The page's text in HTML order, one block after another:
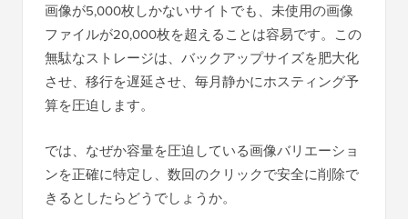
画像が5,000枚しかないサイトでも、未使用の画像
ファイルが20,000枚を超えることは容易です。この
無駄なストレージは、バックアップサイズを肥大化
させ、移行を遅延させ、毎月静かにホスティング予
算を圧迫します。
では、なぜか容量を圧迫している画像バリエーショ
ンを正確に特定し、数回のクリックで安全に削除で
きるとしたらどうでしょうか。